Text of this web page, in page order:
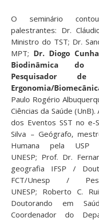
O seminário
palestrantes: Dr.
Ministro do TST; Dr.
MPT; Dr. Diogo
Biodinâmica do
Pesquisador de
Ergonomia/
Paulo Rogério
Ciências da Saúde
dos Eventos SST no e-
Silva – Geógrafo,
Humana pela USP
UNESP; Prof. Dr.
geografia IFSP /
FCT/Unesp /
UNESP; Roberto C.
Doutorando em
Coordenador do